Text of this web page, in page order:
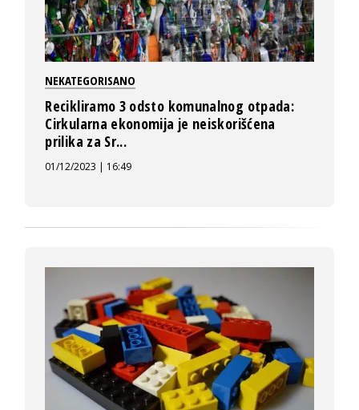
NEKATEGORISANO
Recikliramo 3 odsto komunalnog otpada:
Cirkularna ekonomija je neiskorišćena
prilika za Sr...
01/12/2023 | 16:49